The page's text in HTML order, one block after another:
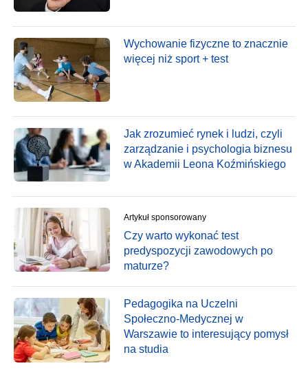
Wychowanie fizyczne to znacznie
więcej niż sport + test
Jak zrozumieć rynek i ludzi, czyli
zarządzanie i psychologia biznesu
w Akademii Leona Koźmińskiego
Artykuł sponsorowany
Czy warto wykonać test
predyspozycji zawodowych po
maturze?
Pedagogika na Uczelni
Społeczno-Medycznej w
Warszawie to interesujący pomysł
na studia